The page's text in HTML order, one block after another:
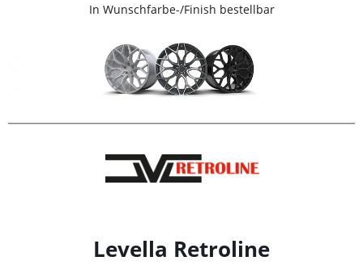
In Wunschfarbe-/Finish bestellbar
Levella Retroline